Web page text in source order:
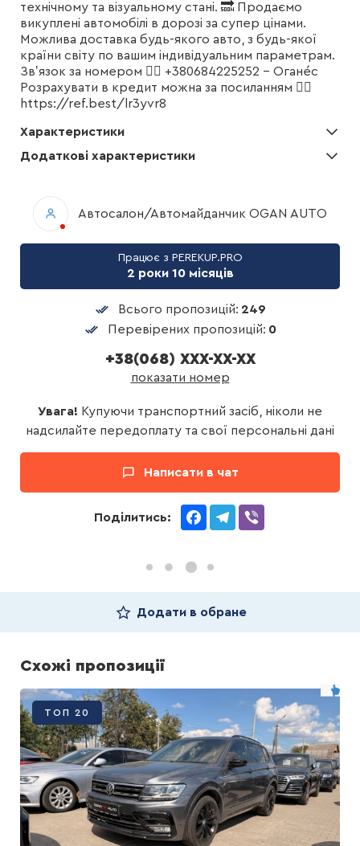
технічному та візуальному стані. 🔜 Продаємо
викуплені автомобілі в дорозі за супер цінами.
Можлива доставка будь-якого авто, з будь-якої
країни світу по вашим індивідуальним параметрам.
Звʼязок за номером 👇🏾 +380684225252 - Оганéс
Розрахувати в кредит можна за посиланням 👇🏾
https://ref.best/lr3yvr8
Характеристики
Додаткові характеристики
Автосалон/Автомайданчик OGAN AUTO
Працює з PEREKUP.PRO
2 роки 10 місяців
Всього пропозицій: 249
Перевірених пропозицій: 0
+38(068) XXX-XX-XX
показати номер
Увага! Купуючи транспортний засіб, ніколи не
надсилайте передоплату та свої персональні дані
Написати в чат
Поділитись: FacebookTelegram
Додати в обране
Схожі пропозиції
ТОП 20